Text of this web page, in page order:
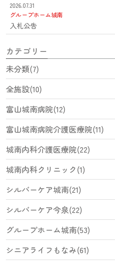
2026.07.31
グループホーム城南
入札公告
カテゴリー
未分類(7)
全施設(10)
富山城南病院(12)
富山城南病院介護医療院(11)
城南内科介護医療院(22)
城南内科クリニック(1)
シルバーケア城南(21)
シルバーケア今泉(22)
グループホーム城南(53)
シニアライフもなみ(61)